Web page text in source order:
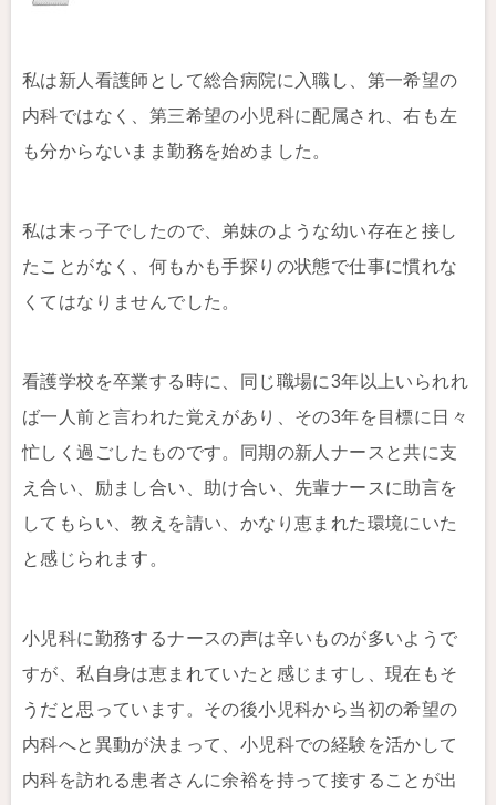
私は新人看護師として総合病院に入職し、第一希望の
内科ではなく、第三希望の小児科に配属され、右も左
も分からないまま勤務を始めました。
私は末っ子でしたので、弟妹のような幼い存在と接し
たことがなく、何もかも手探りの状態で仕事に慣れな
くてはなりませんでした。
看護学校を卒業する時に、同じ職場に3年以上いられれ
ば一人前と言われた覚えがあり、その3年を目標に日々
忙しく過ごしたものです。同期の新人ナースと共に支
え合い、励まし合い、助け合い、先輩ナースに助言を
してもらい、教えを請い、かなり恵まれた環境にいた
と感じられます。
小児科に勤務するナースの声は辛いものが多いようで
すが、私自身は恵まれていたと感じますし、現在もそ
うだと思っています。その後小児科から当初の希望の
内科へと異動が決まって、小児科での経験を活かして
内科を訪れる患者さんに余裕を持って接することが出